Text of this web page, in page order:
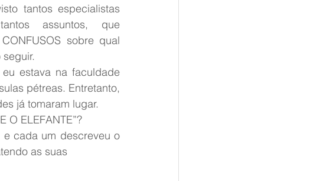
tantos especialistas
assuntos, que
sobre qual
eu estava na faculdade
pétreas. Entretanto,
já tomaram lugar.
O ELEFANTE”?
e cada um descreveu o
as suas